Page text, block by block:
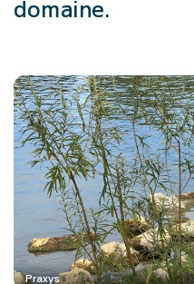
domaine.
Praxys